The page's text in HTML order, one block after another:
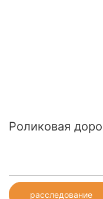
Роликовая
расследование